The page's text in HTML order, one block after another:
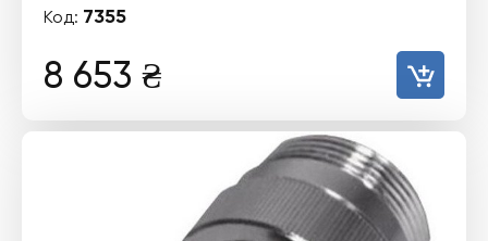
Код: 7355
8 653 ₴